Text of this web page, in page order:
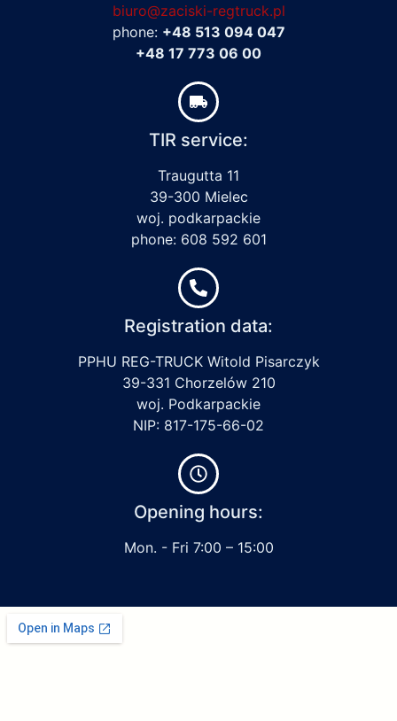
biuro@zaciski-regtruck.pl
phone: +48 513 094 047
+48 17 773 06 00
TIR service:
Traugutta 11
39-300 Mielec
woj. podkarpackie
phone: 608 592 601
Registration data:
PPHU REG-TRUCK Witold Pisarczyk
39-331 Chorzelów 210
woj. Podkarpackie
NIP: 817-175-66-02
Opening hours:
Mon. - Fri 7:00 – 15:00